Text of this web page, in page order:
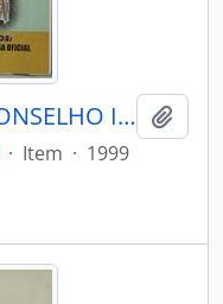
MENSAGEIRO - BELÉM CONSELHO INDIGENISTA MISSIONÁRIO - 1999 - Nº115
· Item · 1999